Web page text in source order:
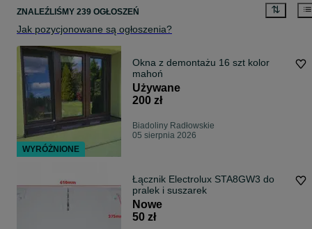
ZNALEŹLIŚMY 239 OGŁOSZEŃ
Jak pozycjonowane są ogłoszenia?
Okna z demontażu 16 szt kolor
mahoń
Używane
200 zł
Biadoliny Radłowskie
05 sierpnia 2026
Łącznik Electrolux STA8GW3 do
pralek i suszarek
Nowe
50 zł
WYRÓŻNIONE